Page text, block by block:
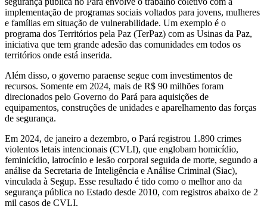
implementação de programas sociais voltados para jovens, mulheres
e famílias em situação de vulnerabilidade. Um exemplo é o
programa dos Territórios pela Paz (TerPaz) com as Usinas da Paz,
iniciativa que tem grande adesão das comunidades em todos os
territórios onde está inserida.
Além disso, o governo paraense segue com investimentos de
recursos. Somente em 2024, mais de R$ 90 milhões foram
direcionados pelo Governo do Pará para aquisições de
equipamentos, construções de unidades e aparelhamento das forças
de segurança.
Em 2024, de janeiro a dezembro, o Pará registrou 1.890 crimes
violentos letais intencionais (CVLI), que englobam homicídio,
feminicídio, latrocínio e lesão corporal seguida de morte, segundo a
análise da Secretaria de Inteligência e Análise Criminal (Siac),
vinculada à Segup. Esse resultado é tido como o melhor ano da
segurança pública no Estado desde 2010, com registros abaixo de 2
mil casos de CVLI.